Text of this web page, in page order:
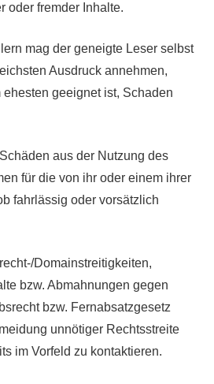
oder fremder Inhalte.
mag der geneigte Leser selbst
Ausdruck annehmen,
geeignet ist, Schaden
aus der Nutzung des
für die von ihr oder einem ihrer
fahrlässig oder vorsätzlich
Domainstreitigkeiten,
bzw. Abmahnungen gegen
bzw. Fernabsatzgesetz
unnötiger Rechtsstreite
im Vorfeld zu kontaktieren.